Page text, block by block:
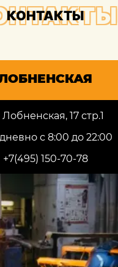
КОНТАКТЫ
Лобненская, 17 стр.1
с 8:00 до 22:00
+7(495) 150-70-78